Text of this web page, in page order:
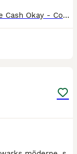
Västerbo Cash Out hingst f 5 maj 2025 e Cash Okay - Cobol Queen e Super Arnie Västerbo Bordeaux hingst f 26 maj 2025 e Cash Okay - Västerbo Margaux e Brioni Västerbo Bubbel hingst 23 juni 2025 Cash